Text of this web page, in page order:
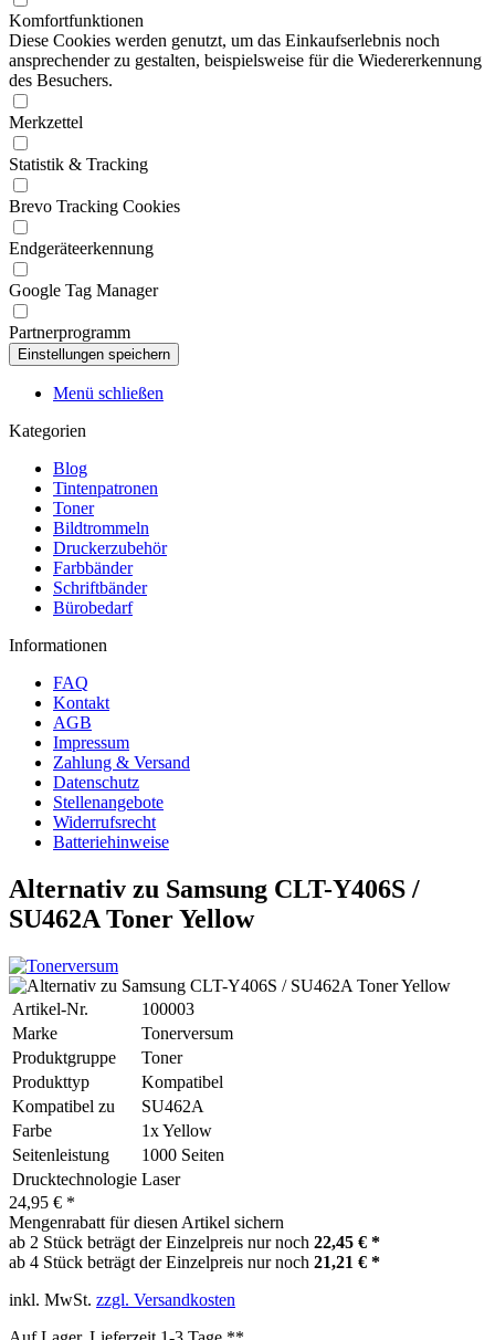
Komfortfunktionen
Diese Cookies werden genutzt, um das Einkaufserlebnis noch
ansprechender zu gestalten, beispielsweise für die Wiedererkennung
des Besuchers.
Merkzettel
Statistik & Tracking
Brevo Tracking Cookies
Endgeräteerkennung
Google Tag Manager
Partnerprogramm
Menü schließen
Kategorien
Blog
Tintenpatronen
Toner
Bildtrommeln
Druckerzubehör
Farbbänder
Schriftbänder
Bürobedarf
Informationen
FAQ
Kontakt
AGB
Impressum
Zahlung & Versand
Datenschutz
Stellenangebote
Widerrufsrecht
Batteriehinweise
Alternativ zu Samsung CLT-Y406S /
SU462A Toner Yellow
Artikel-Nr.
100003
Marke
Tonerversum
Produktgruppe
Toner
Produkttyp
Kompatibel
Kompatibel zu
SU462A
Farbe
1x Yellow
Seitenleistung
1000 Seiten
Drucktechnologie Laser
24,95 € *
Mengenrabatt für diesen Artikel sichern
ab 2 Stück beträgt der Einzelpreis nur noch 22,45 € *
ab 4 Stück beträgt der Einzelpreis nur noch 21,21 € *
inkl. MwSt. zzgl. Versandkosten